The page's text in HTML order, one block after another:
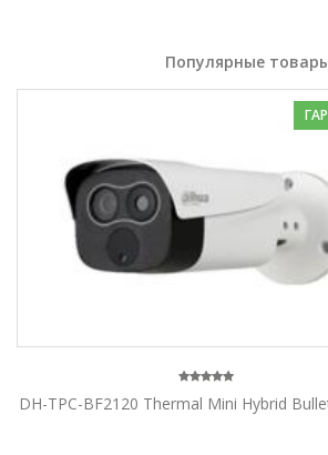
Популярные
DH-TPC-BF2120 Thermal Mini Hybrid